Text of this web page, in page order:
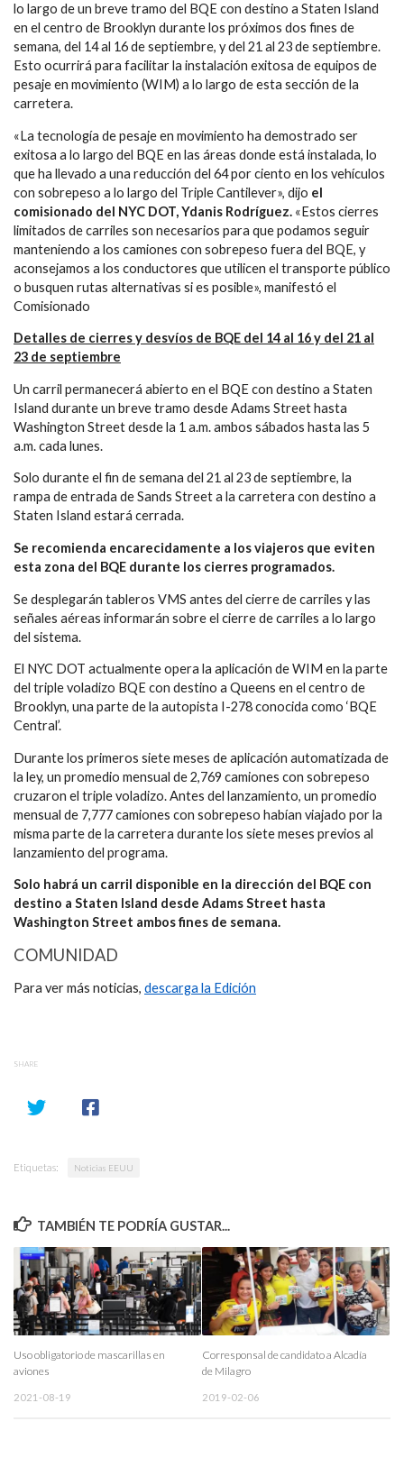
lo largo de un breve tramo del BQE con destino a Staten Island
en el centro de Brooklyn durante los próximos dos fines de
semana, del 14 al 16 de septiembre, y del 21 al 23 de septiembre.
Esto ocurrirá para facilitar la instalación exitosa de equipos de
pesaje en movimiento (WIM) a lo largo de esta sección de la
carretera.
«La tecnología de pesaje en movimiento ha demostrado ser
exitosa a lo largo del BQE en las áreas donde está instalada, lo
que ha llevado a una reducción del 64 por ciento en los vehículos
con sobrepeso a lo largo del Triple Cantilever», dijo el
comisionado del NYC DOT, Ydanis Rodríguez. «Estos cierres
limitados de carriles son necesarios para que podamos seguir
manteniendo a los camiones con sobrepeso fuera del BQE, y
aconsejamos a los conductores que utilicen el transporte público
o busquen rutas alternativas si es posible», manifestó el
Comisionado
Detalles de cierres y desvíos de BQE del 14 al 16 y del 21 al
23 de septiembre
Un carril permanecerá abierto en el BQE con destino a Staten
Island durante un breve tramo desde Adams Street hasta
Washington Street desde la 1 a.m. ambos sábados hasta las 5
a.m. cada lunes.
Solo durante el fin de semana del 21 al 23 de septiembre, la
rampa de entrada de Sands Street a la carretera con destino a
Staten Island estará cerrada.
Se recomienda encarecidamente a los viajeros que eviten
esta zona del BQE durante los cierres programados.
Se desplegarán tableros VMS antes del cierre de carriles y las
señales aéreas informarán sobre el cierre de carriles a lo largo
del sistema.
El NYC DOT actualmente opera la aplicación de WIM en la parte
del triple voladizo BQE con destino a Queens en el centro de
Brooklyn, una parte de la autopista I-278 conocida como ‘BQE
Central’.
Durante los primeros siete meses de aplicación automatizada de
la ley, un promedio mensual de 2,769 camiones con sobrepeso
cruzaron el triple voladizo. Antes del lanzamiento, un promedio
mensual de 7,777 camiones con sobrepeso habían viajado por la
misma parte de la carretera durante los siete meses previos al
lanzamiento del programa.
Solo habrá un carril disponible en la dirección del BQE con
destino a Staten Island desde Adams Street hasta
Washington Street ambos fines de semana.
COMUNIDAD
Para ver más noticias, descarga la Edición
SHARE
Etiquetas: Noticias EEUU
TAMBIÉN TE PODRÍA GUSTAR...
Uso obligatorio de mascarillas en
aviones
2021-08-19
Corresponsal de candidato a Alcadía
de Milagro
2019-02-06